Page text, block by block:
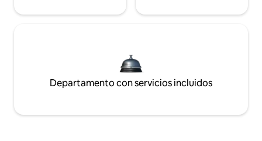
Departamento con servicios incluidos